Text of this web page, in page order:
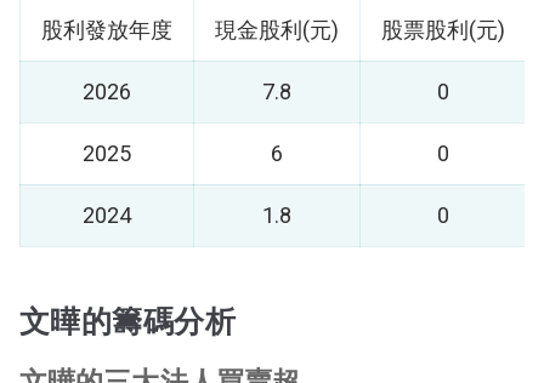
股利發放年度
現金股利(元) 股票股利(元)
2026 7.8 0
2025 6 0
2024 1.8 0
文曄的籌碼分析